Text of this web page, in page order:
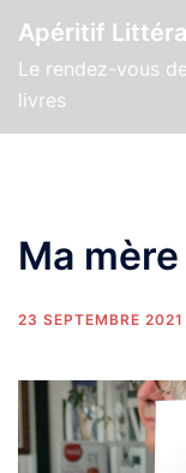
Apéritif
Le rendez-vous
livres
Ma
23 SEPTEMBRE 2021